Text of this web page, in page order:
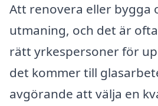
Att renovera eller bygga
utmaning, och det är
rätt yrkespersoner för
det kommer till
avgörande att välja en